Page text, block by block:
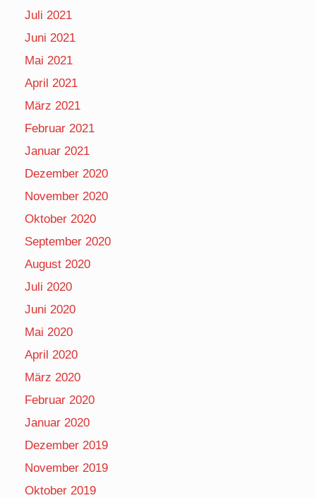
Juli 2021
Juni 2021
Mai 2021
April 2021
März 2021
Februar 2021
Januar 2021
Dezember 2020
November 2020
Oktober 2020
September 2020
August 2020
Juli 2020
Juni 2020
Mai 2020
April 2020
März 2020
Februar 2020
Januar 2020
Dezember 2019
November 2019
Oktober 2019